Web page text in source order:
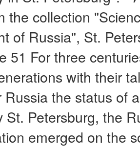
the collection
of Russia", St.
51 For three
with their
the status of
St. Petersburg, the
emerged on the